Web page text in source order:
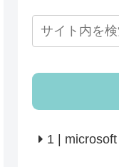
1 | microsoft